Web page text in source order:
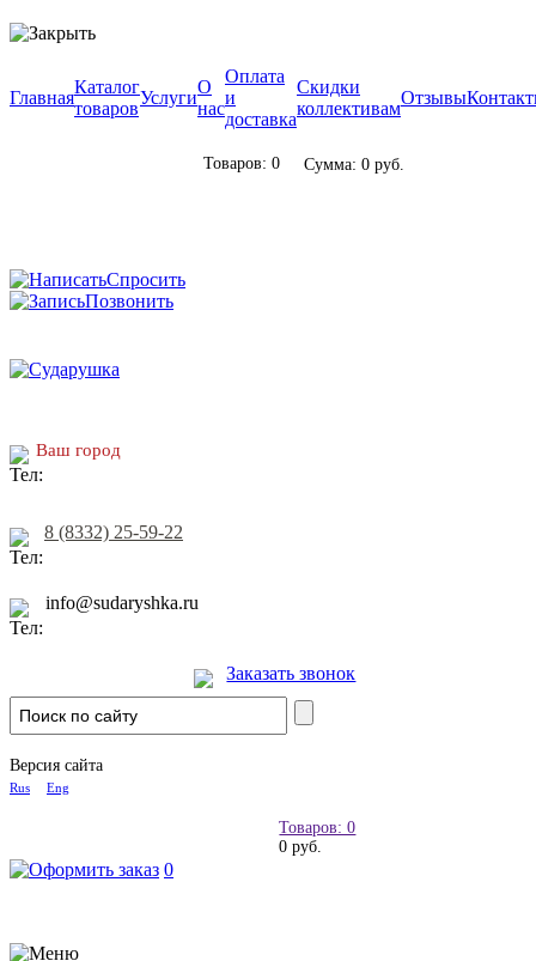
Главная
Каталог
товаров
Услуги
О
нас
Оплата
и
доставка
Скидки
коллективам
Отзывы
Товаров: 0 Сумма: 0 руб.
Спросить
Позвонить
Ваш город
8 (8332) 25-59-22
info@sudaryshka.ru
Заказать звонок
Версия сайта
Rus Eng
Товаров: 0
0 руб.
0